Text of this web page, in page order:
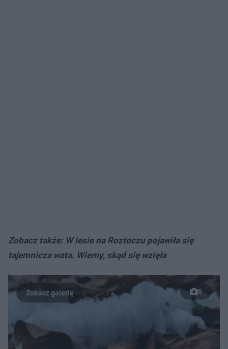
Zobacz także: W lesie na Roztoczu pojawiła się
tajemnicza wata. Wiemy, skąd się wzięła
6